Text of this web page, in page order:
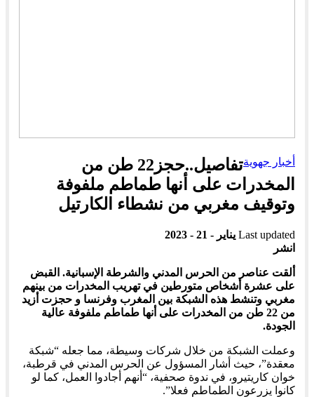
أخبار جهوية
تفاصيل..حجز22 طن من
المخدرات على أنها طماطم ملفوفة
وتوقيف مغربي من نشطاء الكارتيل
Last updated يناير - 21 - 2023
انشر
ألقت عناصر من الحرس المدني والشرطة الإسبانية. القبض
على عشرة أشخاص متورطين في تهريب المخدرات من بينهم
مغربي وتنشط هذه الشبكة بين المغرب وفرنسا و حجزت أزيد
من 22 طن من المخدرات على أنها طماطم ملفوفة عالية
الجودة.
وعملت الشبكة من خلال شركات وسيطة، مما جعله “شبكة
معقدة”، حيث أشار المسؤول عن الحرس المدني في قرطبة،
خوان كاريتيرو، في ندوة صحفية، “أنهم أجادوا العمل، كما لو
كانوا يزرعون الطماطم فعلا”.